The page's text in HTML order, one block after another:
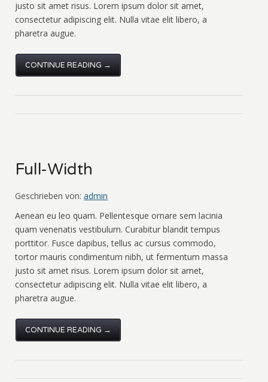
justo sit amet risus. Lorem ipsum dolor sit amet,
consectetur adipiscing elit. Nulla vitae elit libero, a
pharetra augue.
CONTINUE READING →
Full-Width
Geschrieben von: admin
Aenean eu leo quam. Pellentesque ornare sem lacinia
quam venenatis vestibulum. Curabitur blandit tempus
porttitor. Fusce dapibus, tellus ac cursus commodo,
tortor mauris condimentum nibh, ut fermentum massa
justo sit amet risus. Lorem ipsum dolor sit amet,
consectetur adipiscing elit. Nulla vitae elit libero, a
pharetra augue.
CONTINUE READING →